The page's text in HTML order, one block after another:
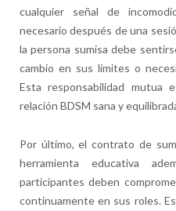
cualquier señal de
necesario después de una
la persona sumisa debe
cambio en sus límites o
Esta responsabilidad mutua
relación BDSM sana y
Por último, el contrato de
herramienta educativa
participantes deben
continuamente en sus roles.